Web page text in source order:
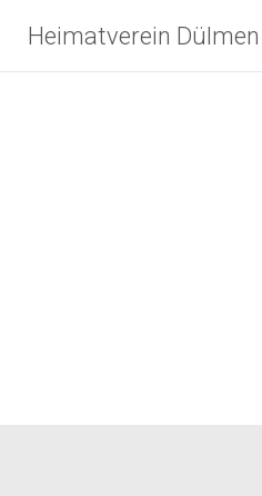
Inhalt
springen
Heimatverein Dülmen